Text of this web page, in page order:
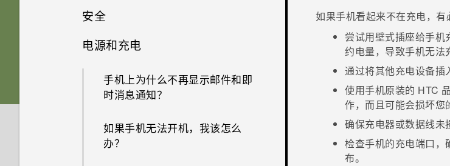
如何启用或停用“设备管理员”应
用程序？
如何将接入点添加到我的移动运
营商网络？
其他设备？
国家/地区的当地网络中使用？
安全
触摸指纹识别器时为何不能唤醒
为何在使用 Exchange
纹解锁屏幕？
电源和充电
手机上为什么不再显示邮件和即
时消息通知？
如果手机无法开机，我该怎么
办？
如果手机看起来不在充电，有
尝试用壁式插座给手
约电量，导致手机无法
通过将其他充电设备插
使用手机原装的 HTC
作，而且可能会损坏您
确保充电器或数据线未
检查手机的充电端口，
布。